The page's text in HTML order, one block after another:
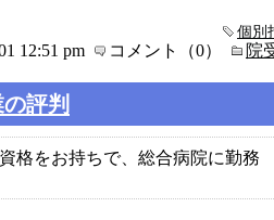
個別
12:51 pm コメント（0） 院
評判
格をお持ちで、総合病院に勤務